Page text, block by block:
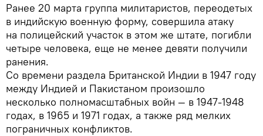
Ранее 20 марта группа милитаристов, переодетых
в индийскую военную форму, совершила атаку
на полицейский участок в этом же штате, погибли
четыре человека, еще не менее девяти получили
ранения.
Со времени раздела Британской Индии в 1947 году
между Индией и Пакистаном произошло
несколько полномасштабных войн — в 1947-1948
годах, в 1965 и 1971 годах, а также ряд мелких
пограничных конфликтов.